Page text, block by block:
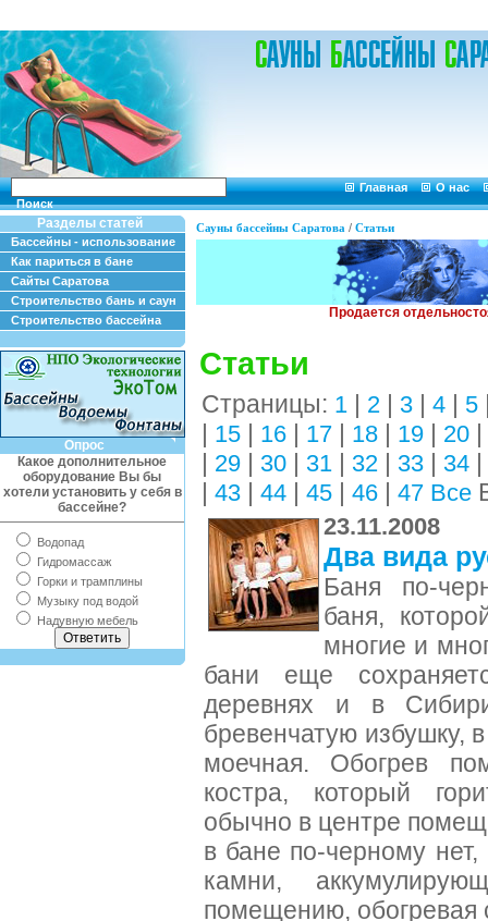
Поиск
Главная О нас
Разделы статей
Бассейны - использование
Как париться в бане
Сайты Саратова
Строительство бань и саун
Строительство бассейна
Опрос
Какое дополнительное
оборудование Вы бы
хотели установить у себя в
бассейне?
Водопад
Гидромассаж
Горки и трамплины
Музыку под водой
Надувную мебель
Сауны бассейны Саратова / Статьи
Статьи
Страницы: 1 | 2 | 3 | 4 | 5
| 15 | 16 | 17 | 18 | 19 | 20 |
| 29 | 30 | 31 | 32 | 33 | 34 |
| 43 | 44 | 45 | 46 | 47 Все
23.11.2008
Два вида
Баня по-
баня,
многие и
бани еще
деревнях и в
бревенчатую избушку,
моечная. Обогрев
костра, который
обычно в центре
в бане по-черному
камни,
помещению, обогревая